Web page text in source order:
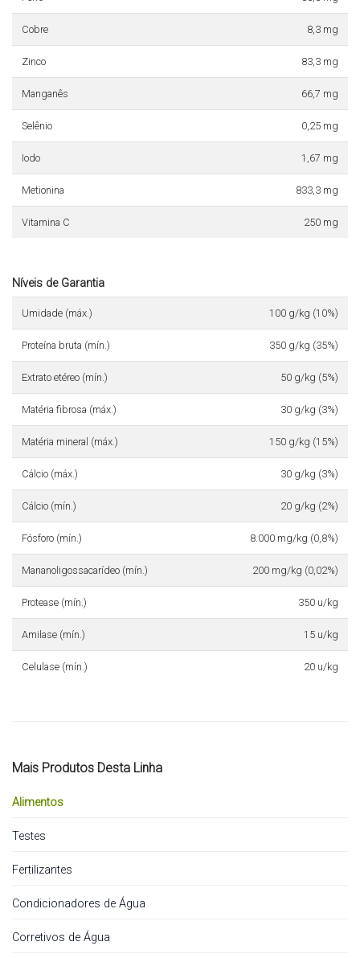
Cobre 8,3 mg
Zinco 83,3 mg
Manganês 66,7 mg
Selênio 0,25 mg
Iodo 1,67 mg
Metionina 833,3 mg
Vitamina C 250 mg
Níveis de Garantia
Umidade (máx.) 100 g/kg (10%)
Proteína bruta (mín.) 350 g/kg (35%)
Extrato etéreo (mín.) 50 g/kg (5%)
Matéria fibrosa (máx.) 30 g/kg (3%)
Matéria mineral (máx.) 150 g/kg (15%)
Cálcio (máx.) 30 g/kg (3%)
Cálcio (mín.) 20 g/kg (2%)
Fósforo (mín.) 8.000 mg/kg (0,8%)
Mananoligossacarídeo (mín.) 200 mg/kg (0,02%)
Protease (mín.) 350 u/kg
Amilase (mín.) 15 u/kg
Celulase (mín.) 20 u/kg
Mais Produtos Desta Linha
Alimentos
Testes
Fertilizantes
Condicionadores de Água
Corretivos de Água